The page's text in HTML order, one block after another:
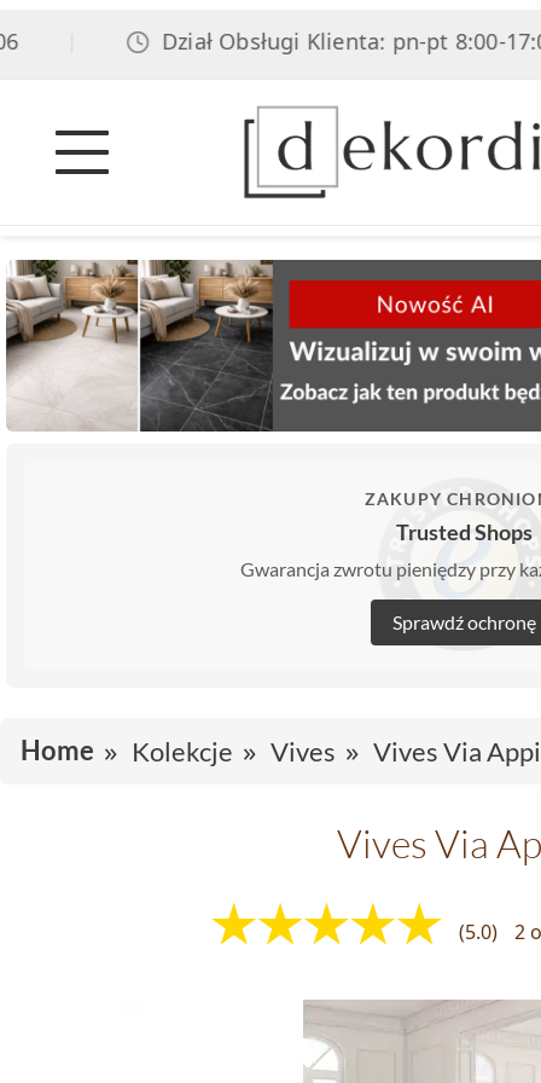
Dział Obsługi Klienta: pn-pt 8:00-17:00,
ZAKUPY
Trusted Shops
Gwarancja zwrotu pieniędzy przy
Sprawdź ochronę
Home Kolekcje Vives Vives Via
Vives Via
(5.0) 2